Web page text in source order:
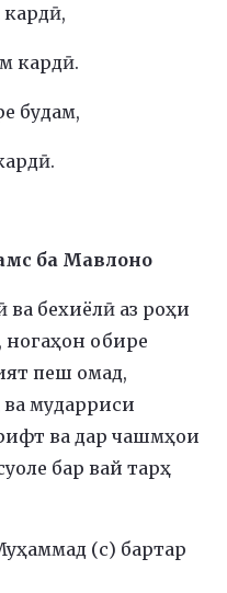
кардӣ.
будам,
ба Мавлоно
ва бехиёлӣ аз роҳи
ногаҳон обире
пеш омад,
мударриси
ва дар чашмҳои
бар вай тарҳ
(с) бартар